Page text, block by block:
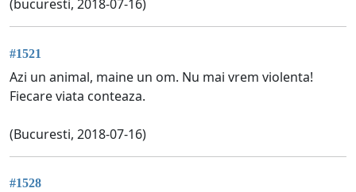
(bucuresti, 2018-07-16)
#1521
Azi un animal, maine un om. Nu mai vrem violenta!
Fiecare viata conteaza.
(Bucuresti, 2018-07-16)
#1528